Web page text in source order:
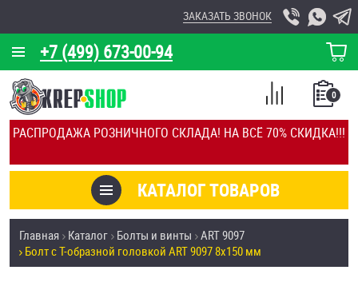
РАСПРОДАЖА РОЗНИЧНОГО СКЛАДА! НА ВСЁ 70% СКИДКА!!!
+7 (499) 673-00-94
ЗАКАЗАТЬ ЗВОНОК
КОРЗИНА
О КОМПАНИИ
КАЛЬКУЛЯТОР
ОТЗЫВЫ
УСЛУГИ
СКИДКИ
КАТАЛОГ ТОВАРОВ
0
СПИСОК
СРАВНЕНИЕ
Товары со скидкой
Анкеры
Главная Каталог Болты и винты ART 9097
Болт с Т-образной головкой ART 9097 8х150 мм